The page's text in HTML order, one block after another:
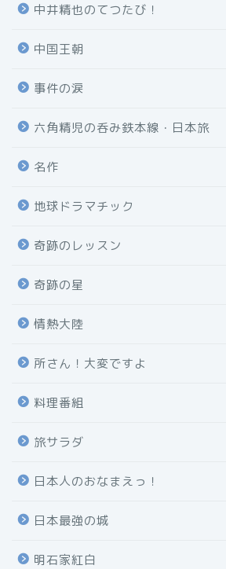
中井精也のてつたび！
中国王朝
事件の涙
六角精児の呑み鉄本線・日本旅
名作
地球ドラマチック
奇跡のレッスン
奇跡の星
情熱大陸
所さん！大変ですよ
料理番組
旅サラダ
日本人のおなまえっ！
日本最強の城
明石家紅白